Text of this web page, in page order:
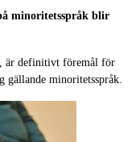
minoritetsspråk blir
är definitivt föremål för
gällande minoritetsspråk.